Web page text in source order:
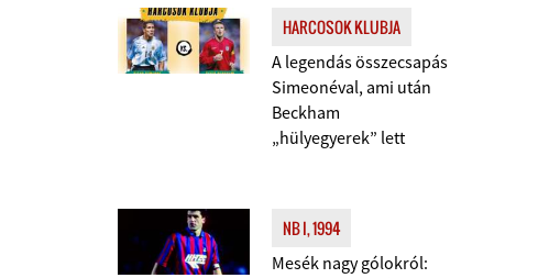
HARCOSOK KLUBJA
A legendás összecsapás
Simeonéval, ami után
Beckham
„hülyegyerek” lett
NB I, 1994
Mesék nagy gólokról: